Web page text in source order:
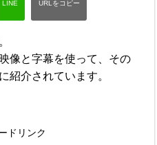
像と字幕を使って、その
紹介されています。
ドリンク